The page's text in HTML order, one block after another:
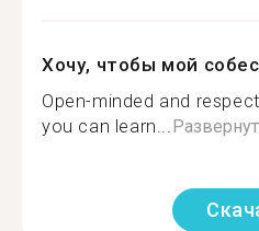
Хочу, чтобы мой
Open-minded and
you can learn...